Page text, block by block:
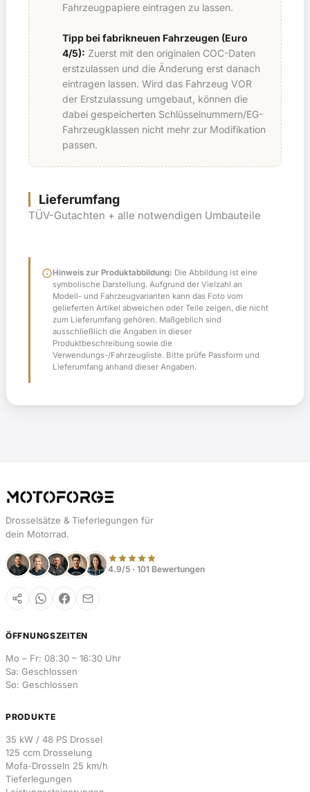
Fahrzeugpapiere eintragen zu lassen.
Tipp bei fabrikneuen Fahrzeugen (Euro
4/5): Zuerst mit den originalen COC-Daten
erstzulassen und die Änderung erst danach
eintragen lassen. Wird das Fahrzeug VOR
der Erstzulassung umgebaut, können die
dabei gespeicherten Schlüsselnummern/EG-
Fahrzeugklassen nicht mehr zur Modifikation
passen.
Lieferumfang
TÜV-Gutachten + alle notwendigen Umbauteile
infoHinweis zur Produktabbildung: Die Abbildung ist eine
symbolische Darstellung. Aufgrund der Vielzahl an
Modell- und Fahrzeugvarianten kann das Foto vom
gelieferten Artikel abweichen oder Teile zeigen, die nicht
zum Lieferumfang gehören. Maßgeblich sind
ausschließlich die Angaben in dieser
Produktbeschreibung sowie die
Verwendungs-/Fahrzeugliste. Bitte prüfe Passform und
Lieferumfang anhand dieser Angaben.
Drosselsätze & Tieferlegungen für
dein Motorrad.
4.9/5 · 101 Bewertungen
ÖFFNUNGSZEITEN
Mo – Fr: 08:30 – 16:30 Uhr
Sa: Geschlossen
So: Geschlossen
PRODUKTE
35 kW / 48 PS Drossel
125 ccm Drosselung
Mofa-Drosseln 25 km/h
Tieferlegungen